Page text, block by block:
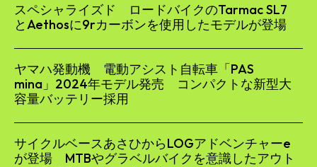
スペシャライズド ロードバイクのTarmac SL7
とAethosに9rカーボンを使用したモデルが登場
ヤマハ発動機 電動アシスト自転車「PAS
mina」2024年モデル発売 コンパクトな新型大
容量バッテリー採用
サイクルベースあさひからLOGアドベンチャーe
が登場 MTBやグラベルバイクを意識したアウト